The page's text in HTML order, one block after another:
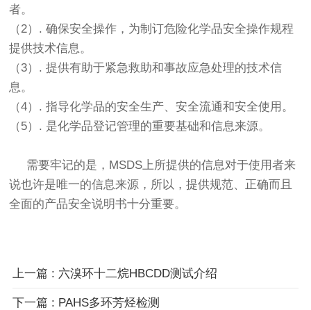
者。
（2）. 确保安全操作，为制订危险化学品安全操作规程
提供技术信息。
（3）. 提供有助于紧急救助和事故应急处理的技术信
息。
（4）. 指导化学品的安全生产、安全流通和安全使用。
（5）. 是化学品登记管理的重要基础和信息来源。
需要牢记的是，MSDS上所提供的信息对于使用者来
说也许是唯一的信息来源，所以，提供规范、正确而且
全面的产品安全说明书十分重要。
上一篇 : 六溴环十二烷HBCDD测试介绍
下一篇 : PAHS多环芳烃检测